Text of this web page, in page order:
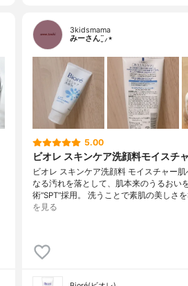
3kidsmama
みーさん¨̮⸝⋆
5.00
ビオレ スキンケア洗顔料モイスチ
ビオレ スキンケア洗顔料 モイスチャー肌
なる汚れを落として、肌本来のうるおい
術“SPT”採用。 洗うことで素肌の美しさ
を見る